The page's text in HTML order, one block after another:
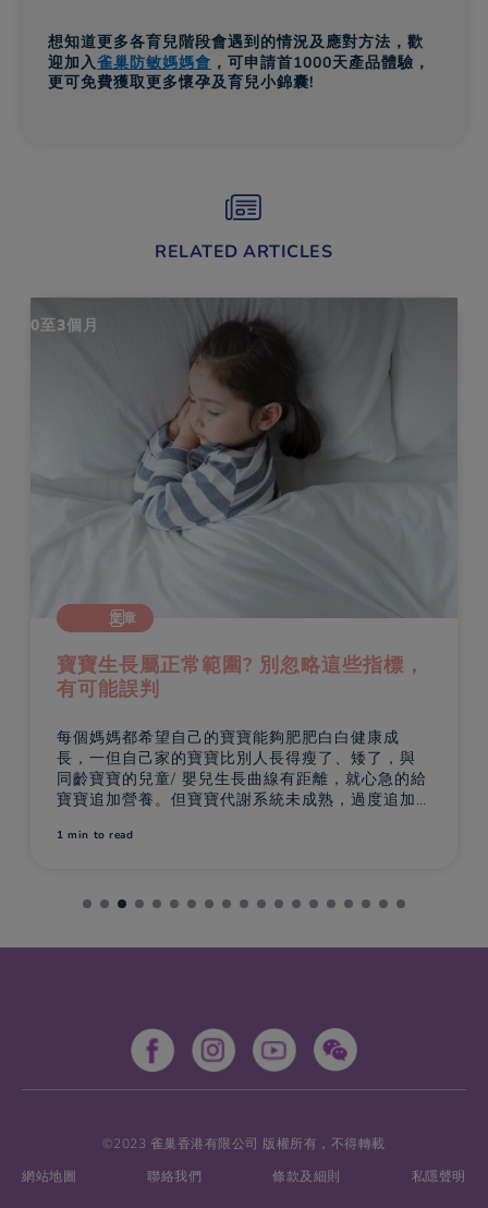
想知道更多各育兒階段會遇到的情況及應對方法，歡
迎加入雀巢防敏媽媽會 ，可申請首1000天產品體驗，
更可免費獲取更多懷孕及育兒小錦囊!
RELATED ARTICLES
0至3個月
文章
寶寶生長屬正常範圍? 別忽略這些指標，
有可能誤判
每個媽媽都希望自己的寶寶能夠肥肥白白健康成
長，一但自己家的寶寶比別人長得瘦了、矮了，與
同齡寶寶的兒童/ 嬰兒生長曲線有距離，就心急的給
寶寶追加營養。但寶寶代謝系統未成熟，過度追加
分量、高質量」的奶，則能避免寶寶過多或過少吸
1 min to read
©2023 雀巢香港有限公司 版權所有，不得轉載
網站地圖
聯絡我們 條款及細則 私隱聲明